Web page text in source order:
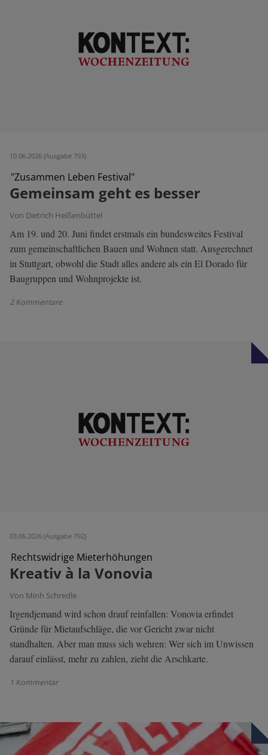
10.06.2026 (Ausgabe 793)
"Zusammen Leben Festival"
Gemeinsam geht es besser
Von Dietrich Heißenbüttel
Am 19. und 20. Juni findet erstmals ein bundesweites Festival
zum gemeinschaftlichen Bauen und Wohnen statt. Ausgerechnet
in Stuttgart, obwohl die Stadt alles andere als ein El Dorado für
Baugruppen und Wohnprojekte ist.
2 Kommentare
03.06.2026 (Ausgabe 792)
Rechtswidrige Mieterhöhungen
Kreativ à la Vonovia
Von Minh Schredle
Irgendjemand wird schon drauf reinfallen: Vonovia erfindet
Gründe für Mietaufschläge, die vor Gericht zwar nicht
standhalten. Aber man muss sich wehren: Wer sich im Unwissen
darauf einlässt, mehr zu zahlen, zieht die Arschkarte.
1 Kommentar